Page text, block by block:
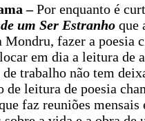
–Por enquanto é
um Ser Estranho que
Mondru, fazer a poesia
em dia a leitura de
trabalho não tem
de leitura de poesia
faz reuniões mensais